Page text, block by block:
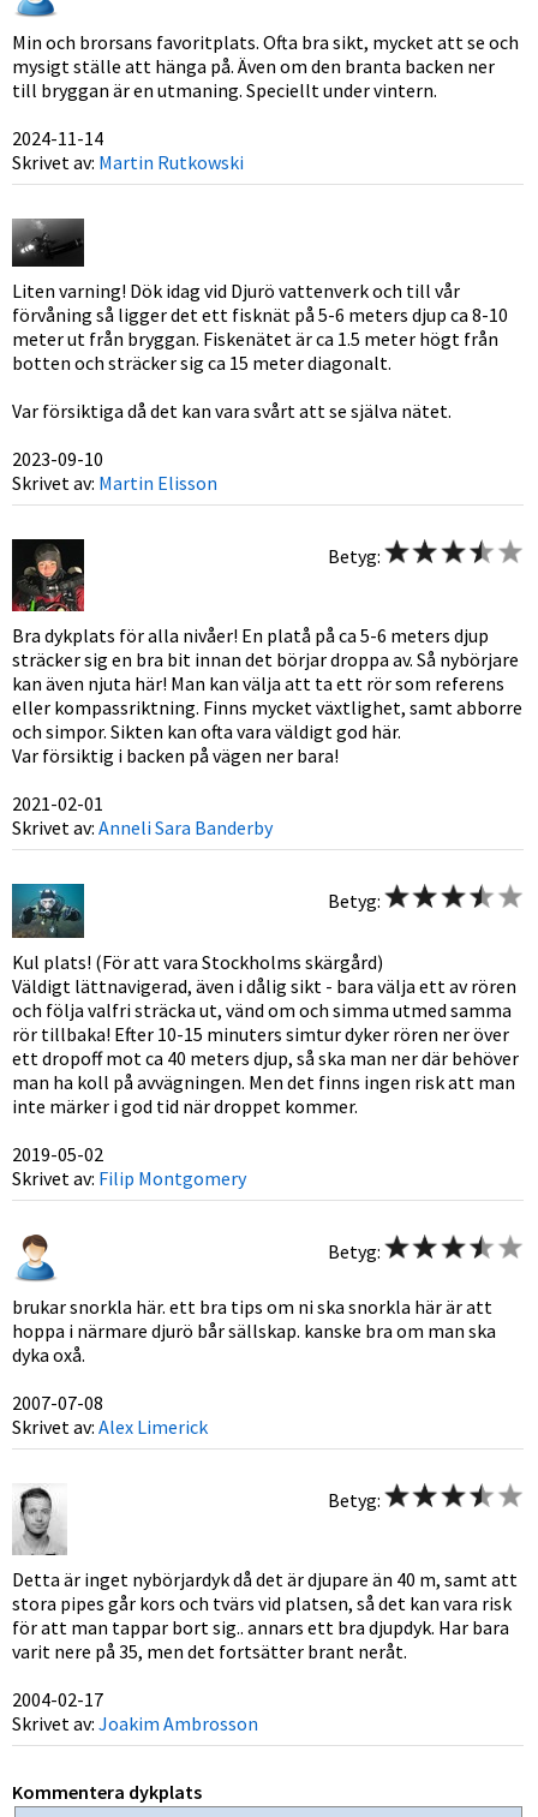
Min och brorsans favoritplats. Ofta bra sikt, mycket att se och
mysigt ställe att hänga på. Även om den branta backen ner
till bryggan är en utmaning. Speciellt under vintern.
2024-11-14
Skrivet av: Martin Rutkowski
Liten varning! Dök idag vid Djurö vattenverk och till vår
förvåning så ligger det ett fisknät på 5-6 meters djup ca 8-10
meter ut från bryggan. Fiskenätet är ca 1.5 meter högt från
botten och sträcker sig ca 15 meter diagonalt.
Var försiktiga då det kan vara svårt att se själva nätet.
2023-09-10
Skrivet av: Martin Elisson
Betyg:
Bra dykplats för alla nivåer! En platå på ca 5-6 meters djup
sträcker sig en bra bit innan det börjar droppa av. Så nybörjare
kan även njuta här! Man kan välja att ta ett rör som referens
eller kompassriktning. Finns mycket växtlighet, samt abborre
och simpor. Sikten kan ofta vara väldigt god här.
Var försiktig i backen på vägen ner bara!
2021-02-01
Skrivet av: Anneli Sara Banderby
Betyg:
Kul plats! (För att vara Stockholms skärgård)
Väldigt lättnavigerad, även i dålig sikt - bara välja ett av rören
och följa valfri sträcka ut, vänd om och simma utmed samma
rör tillbaka! Efter 10-15 minuters simtur dyker rören ner över
ett dropoff mot ca 40 meters djup, så ska man ner där behöver
man ha koll på avvägningen. Men det finns ingen risk att man
inte märker i god tid när droppet kommer.
2019-05-02
Skrivet av: Filip Montgomery
Betyg:
brukar snorkla här. ett bra tips om ni ska snorkla här är att
hoppa i närmare djurö bår sällskap. kanske bra om man ska
dyka oxå.
2007-07-08
Skrivet av: Alex Limerick
Betyg:
Detta är inget nybörjardyk då det är djupare än 40 m, samt att
stora pipes går kors och tvärs vid platsen, så det kan vara risk
för att man tappar bort sig.. annars ett bra djupdyk. Har bara
varit nere på 35, men det fortsätter brant neråt.
2004-02-17
Skrivet av: Joakim Ambrosson
Kommentera dykplats